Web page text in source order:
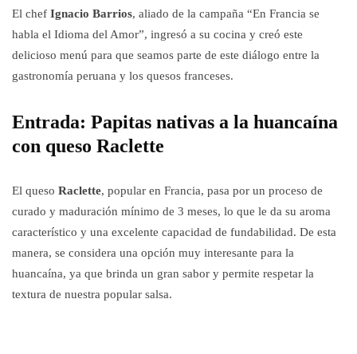
El chef Ignacio Barrios, aliado de la campaña “En Francia se
habla el Idioma del Amor”, ingresó a su cocina y creó este
delicioso menú para que seamos parte de este diálogo entre la
gastronomía peruana y los quesos franceses.
Entrada: Papitas nativas a la huancaína
con queso Raclette
El queso Raclette, popular en Francia, pasa por un proceso de
curado y maduración mínimo de 3 meses, lo que le da su aroma
característico y una excelente capacidad de fundabilidad. De esta
manera, se considera una opción muy interesante para la
huancaína, ya que brinda un gran sabor y permite respetar la
textura de nuestra popular salsa.